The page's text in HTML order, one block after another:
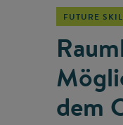
FUTURE
dem